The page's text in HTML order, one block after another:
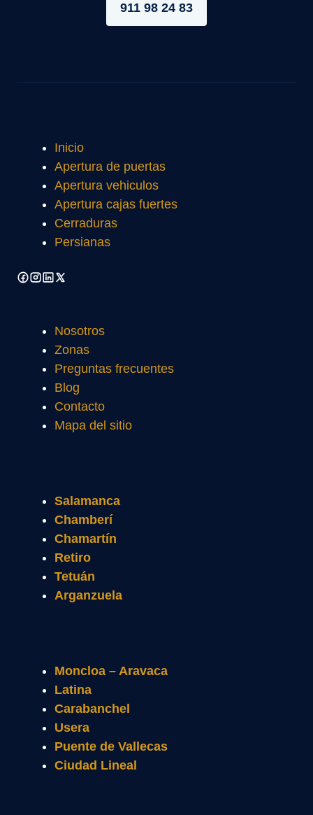
911 98 24 83
Inicio
Apertura de puertas
Apertura vehiculos
Apertura cajas fuertes
Cerraduras
Persianas
Nosotros
Zonas
Preguntas frecuentes
Blog
Contacto
Mapa del sitio
Salamanca
Chamberí
Chamartín
Retiro
Tetuán
Arganzuela
Moncloa – Aravaca
Latina
Carabanchel
Usera
Puente de Vallecas
Ciudad Lineal